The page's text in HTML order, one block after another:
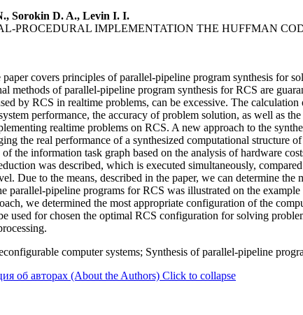
Sorokin D. A., Levin I. I.
PROCEDURAL IMPLEMENTATION THE HUFFMAN
paper covers principles of parallel-pipeline program synthesis for
methods of parallel-pipeline program synthesis for RCS are
by RCS in realtime problems, can be excessive. The
performance, the accuracy of problem solution, as well as
realtime problems on RCS. A new approach to the
the real performance of a synthesized computational structure
the information task graph based on the analysis of hardware
was described, which is executed simultaneously,
Due to the means, described in the paper, we can determine
parallel-pipeline programs for RCS was illustrated on the
we determined the most appropriate configuration of the
used for chosen the optimal RCS configuration for solving
computer systems; Synthesis of parallel-pipeline
об авторах (About the Authors) Click to collapse